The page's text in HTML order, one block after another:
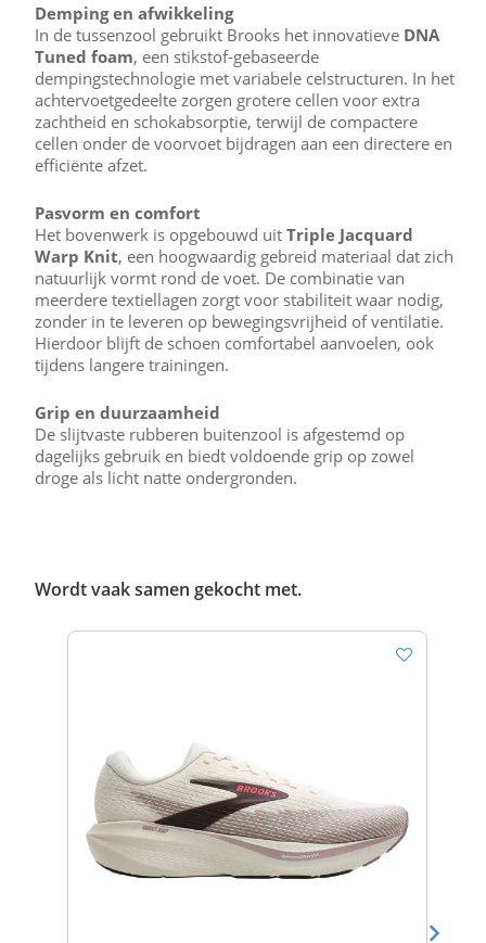
Demping en afwikkeling
In de tussenzool gebruikt Brooks het innovatieve DNA
Tuned foam, een stikstof-gebaseerde
dempingstechnologie met variabele celstructuren. In het
achtervoetgedeelte zorgen grotere cellen voor extra
zachtheid en schokabsorptie, terwijl de compactere
cellen onder de voorvoet bijdragen aan een directere en
efficiënte afzet.
Pasvorm en comfort
Het bovenwerk is opgebouwd uit Triple Jacquard
Warp Knit, een hoogwaardig gebreid materiaal dat zich
natuurlijk vormt rond de voet. De combinatie van
meerdere textiellagen zorgt voor stabiliteit waar nodig,
zonder in te leveren op bewegingsvrijheid of ventilatie.
Hierdoor blijft de schoen comfortabel aanvoelen, ook
tijdens langere trainingen.
Grip en duurzaamheid
De slijtvaste rubberen buitenzool is afgestemd op
dagelijks gebruik en biedt voldoende grip op zowel
droge als licht natte ondergronden.
Wordt vaak samen gekocht met.